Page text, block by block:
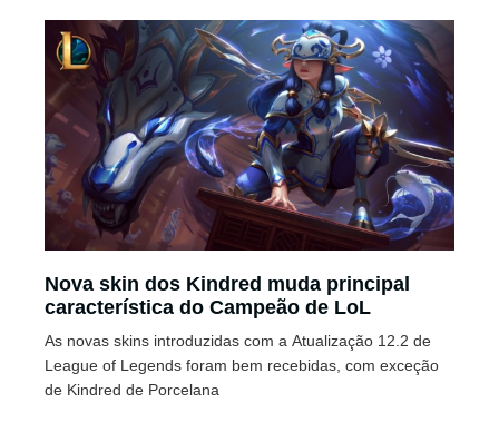
Nova skin dos Kindred muda principal
característica do Campeão de LoL
As novas skins introduzidas com a Atualização 12.2 de
League of Legends foram bem recebidas, com exceção
de Kindred de Porcelana